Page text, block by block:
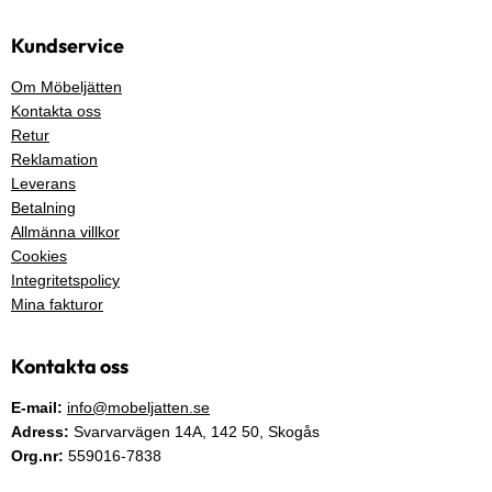
Kundservice
Om Möbeljätten
Kontakta oss
Retur
Reklamation
Leverans
Betalning
Allmänna villkor
Cookies
Integritetspolicy
Mina fakturor
Kontakta oss
E-mail: info@mobeljatten.se
Adress: Svarvarvägen 14A, 142 50 , Skogås
Org.nr: 559016-7838